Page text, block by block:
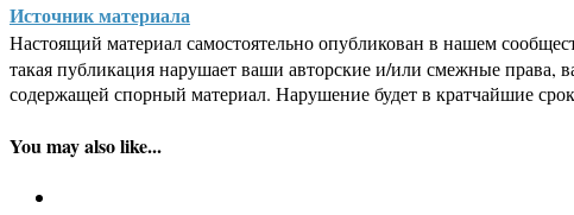
Источник материала
Настоящий материал самостоятельно опубликован в нашем
такая публикация нарушает ваши авторские и/или смежные
содержащей спорный материал. Нарушение будет в кратчайшие
You may also like...